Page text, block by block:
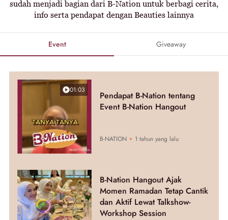
sudah menjadi bagian dari B-Nation untuk berbagi cerita,
info serta pendapat dengan Beauties lainnya
Event Giveaway
01:03
Pendapat B-Nation tentang
Event B-Nation Hangout
B-NATION 1 tahun yang lalu
B-Nation Hangout Ajak
Momen Ramadan Tetap Cantik
dan Aktif Lewat Talkshow-
Workshop Session